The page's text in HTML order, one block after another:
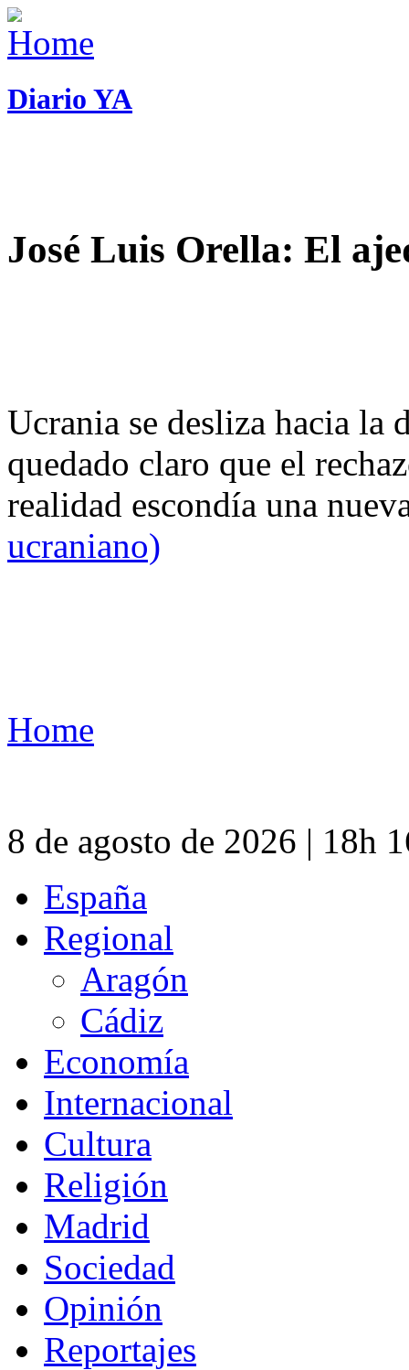
Diario YA
José Luis Orella: El
Ucrania se desliza hacia
quedado claro que el
realidad escondía una
ucraniano)
Home
8 de agosto de 2026 | 18h
España
Regional
Aragón
Cádiz
Economía
Internacional
Cultura
Religión
Madrid
Sociedad
Opinión
Reportajes